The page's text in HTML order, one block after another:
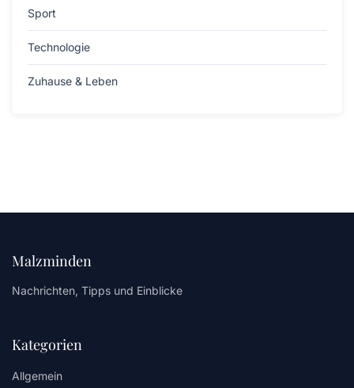
Sport
Technologie
Zuhause & Leben
Malzminden
Nachrichten, Tipps und Einblicke
Kategorien
Allgemein